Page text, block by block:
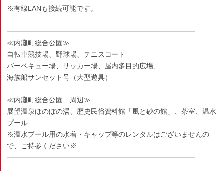
※有線LANも接続可能です。
━━━━━━━━━━━━━━━━━━━━━━━━━━━
≪内灘町総合公園≫
自転車競技場、野球場、テニスコート
バーベキュー場、サッカー場、屋内多目的広場、
海族船サンセット号（大型遊具）
≪内灘町総合公園 周辺≫
展望温泉ほのぼの湯、歴史民俗資料館「風と砂の館」、茶室、温水
プール
※温水プール用の水着・キャップ等のレンタルはございませんの
で、ご持参ください※
━━━━━━━━━━━━━━━━━━━━━━━━━━━